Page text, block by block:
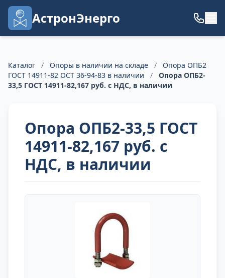
АстронЭнерго
Каталог / Опоры в наличии на складе /
Опора ОПБ2
ГОСТ 14911-82 ОСТ 36-94-83 в наличии
/
Опора ОПБ2-
33,5 ГОСТ 14911-82,167 руб. с НДС, в наличии
Опора ОПБ2-33,5 ГОСТ
14911-82,167 руб. с
НДС, в наличии